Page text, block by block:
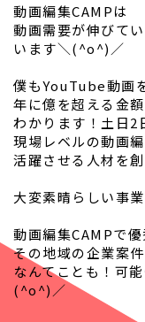
動画編集CAMPは
動画需要が伸びて
います＼(^o^)／
僕もYouTube動画
年に億を超える金
わかります！土日2
現場レベルの動画編
活躍させる人材を創
大変素晴らしい事
動画編集CAMPで優
その地域の企業案
なんてことも！可
(^o^)／